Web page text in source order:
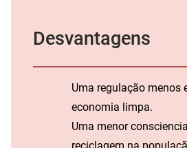
Desvantagens
Uma regulação menos
economia limpa.
Uma menor